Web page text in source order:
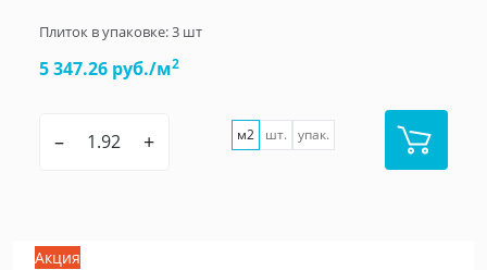
Плиток в упаковке:3 шт
5 347.26 руб./м2
– + м2 шт. упак.
Акция